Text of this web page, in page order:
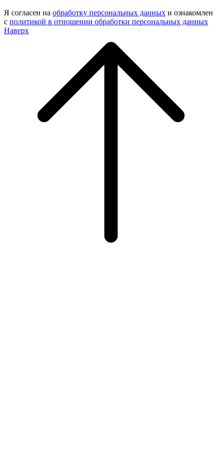
Я согласен на обработку персональных данных и ознакомлен
с политикой в отношении обработки персональных данных
Наверх